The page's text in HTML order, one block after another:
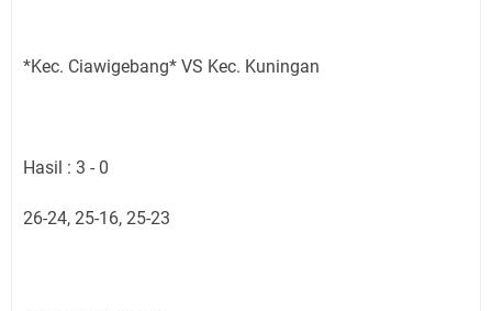
*Kec. Ciawigebang* VS Kec. Kuningan
Hasil : 3 - 0
26-24, 25-16, 25-23